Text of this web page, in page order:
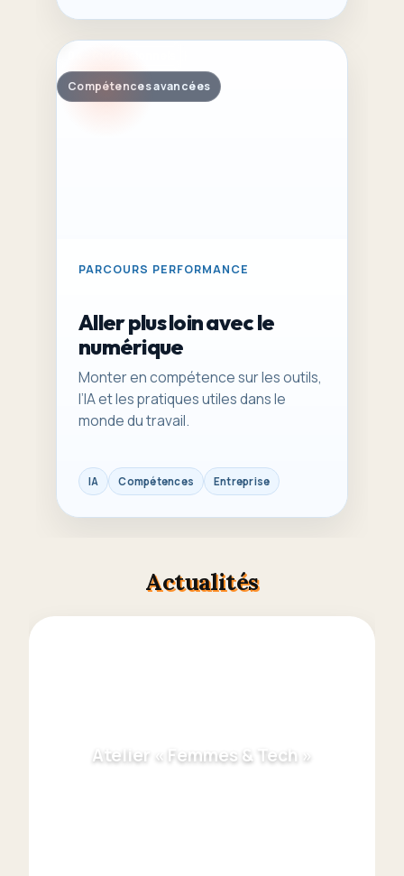
Compétences avancées
PARCOURS PERFORMANCE
Aller plus loin avec le
numérique
Monter en compétence sur les outils,
l’IA et les pratiques utiles dans le
monde du travail.
IA Compétences Entreprise
Actualités
Atelier « Femmes & Tech »